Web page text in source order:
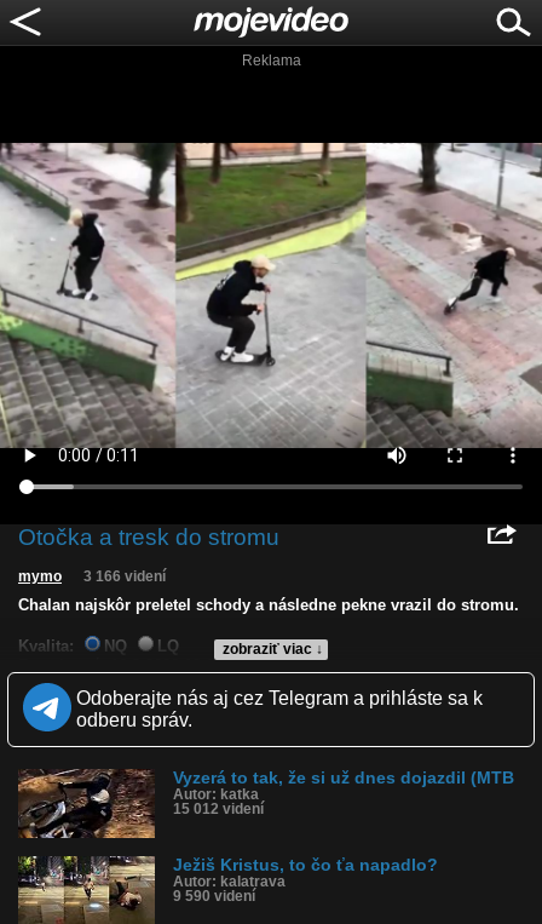
Reklama
Otočka a tresk do stromu
zobraziť viac ↓
mymo 3 166 videní
Chalan najskôr preletel schody a následne pekne vrazil do stromu.
Kvalita: NQ
LQ
Zverejnené: 16.3.2020 18:12
Páči sa: 67% (3 hlasov)
Obľúbené: 0
Komentárov: 1
Dľžka: 0:11
Tagy: kolobežka, spadol, fail, do stromu, narazil do stromu
História sledovanosti videa:
Odoberajte nás aj cez Telegram a prihláste sa k
odberu správ.
Vyzerá to tak, že si už dnes dojazdil (MTB
Autor: katka
15 012 videní
Ježiš Kristus, to čo ťa napadlo?
Autor: kalatrava
9 590 videní